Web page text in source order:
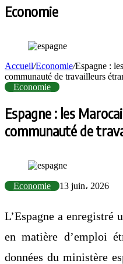
Economie
Accueil/Economie/Espagne :
communauté de travailleurs
Economie
Espagne : les
communauté de
Economie 13 juin، 2026
L’Espagne a enregistré
en matière d’emploi
données du ministère